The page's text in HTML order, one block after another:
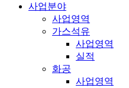
사업분야
사업영역
가스석유
사업영역
실적
화공
사업영역